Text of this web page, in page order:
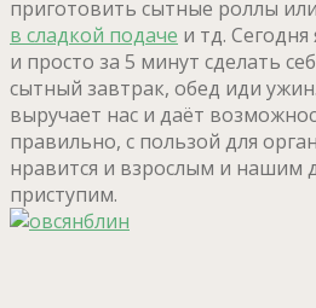
приготовить сытные роллы или
в сладкой подаче и тд. Сегодня
и просто за 5 минут сделать
сытный завтрак, обед иди
выручает нас и даёт
правильно, с пользой для
нравится и взрослым и нашим
приступим.